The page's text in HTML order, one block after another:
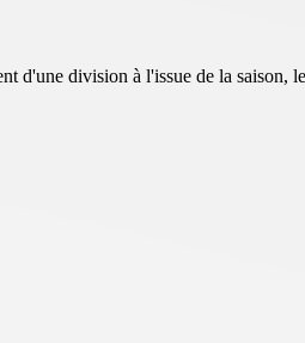
d'une division à l'issue de la saison,